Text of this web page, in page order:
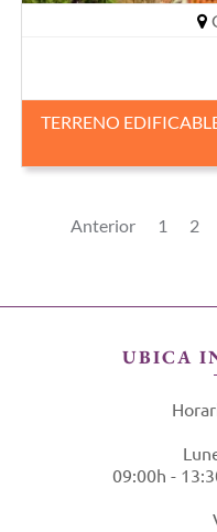
TERRENO
Anterior 1 2
UBICA
09:00h -